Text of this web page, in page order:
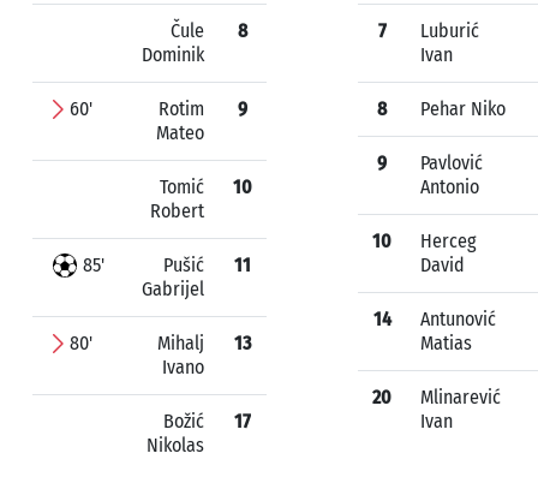
Čule
Dominik
8
60'
Rotim
Mateo
9
Tomić
Robert
10
85'
Pušić
Gabrijel
11
80'
Mihalj
Ivano
13
Božić
Nikolas
17
7
Luburić
Ivan
8 Pehar Niko
9
Pavlović
Antonio
10
Herceg
David
14
Antunović
Matias
20
Mlinarević
Ivan